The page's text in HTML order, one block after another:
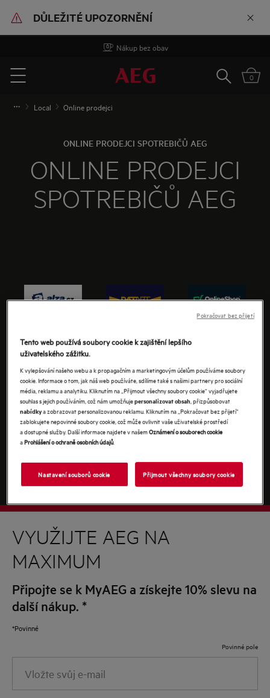
DŮLEŽITÉ UPOZORNĚNÍ
Nákup bez obav
Menu
Vyhledat
0
Local Online prodejci
ONLINE PRODEJCI SPOTREBIČŮ AEG
ONLINE PRODEJCI
SPOTREBIČŮ AEG
prodejci
prodejci
Přejít k
prodejci
VYUŽIJTE AEG NA
MAXIMUM
Připojte se k MyAEG a získejte 10% slevu na
další nákup. *
*Povinné
Povinné pole
svůj
Tento web používá soubory cookie k zajištění lepšího
uživatelského zážitku.
K vylepšování našeho webu a k propagačním a marketingovým účelům používáme soubory
cookie. Informace o tom, jak náš web používáte, sdílíme také s našimi partnery pro sociální
média, reklamu a analytiku. Kliknutím na „Přijmout všechny soubory cookie“ vyjadřujete
souhlas s jejich používáním, což nám umožňujepersonalizovat obsah , přizpůsobovat
nabídkya zobrazovat personalizovanou reklamu. Kliknutím na „Pokračovat bez přijetí“
zablokujete nepovinné soubory cookie, což může ovlivnit vaše uživatelské prostředí
a dostupné služby. Další informace najdete v našemOznámení o souborech cookie
aProhlášení o ochraně osobních údajů.
Nastavení souborů cookie Přijmout všechny soubory cookie
Pokračovat bez přijetí